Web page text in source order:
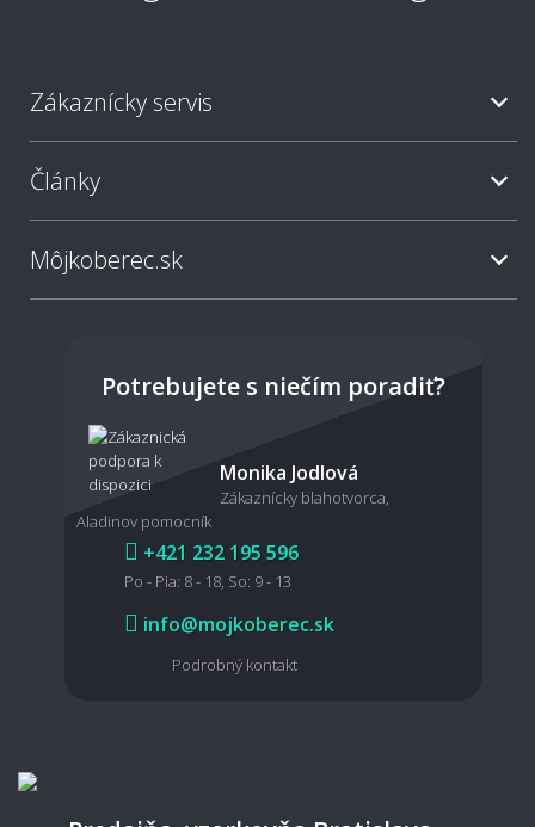
Zákaznícky servis
Články
Môjkoberec.sk
Potrebujete s niečím poradiť?
Monika Jodlová
Zákaznícky blahotvorca,
Aladinov pomocník
+421 232 195 596
Po - Pia: 8 - 18, So: 9 - 13
info@mojkoberec.sk
Podrobný kontakt